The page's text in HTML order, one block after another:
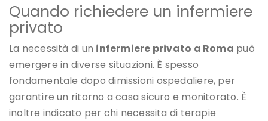
Quando richiedere un infermiere
privato
La necessità di un infermiere privato a Roma può
emergere in diverse situazioni. È spesso
fondamentale dopo dimissioni ospedaliere, per
garantire un ritorno a casa sicuro e monitorato. È
inoltre indicato per chi necessita di terapie